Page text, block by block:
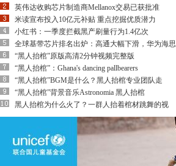
英伟达收购芯片制造商Mellanox交易已获批准
米读宣布投入10亿元补贴 重点挖掘优质潜力
小红书：一季度拦截黑产刷量行为1.4亿次
全球基带芯片排名出炉：高通大幅下滑，华为海思
“黑人抬棺”原版高清2分钟视频完整版
“黑人抬棺”：Ghana's dancing pallbearers
“黑人抬棺”BGM是什么？黑人抬棺专业团队走
“黑人抬棺”背景音乐Astronomia 黑人抬棺
黑人抬棺为什么火了？一群人抬着棺材跳舞的视